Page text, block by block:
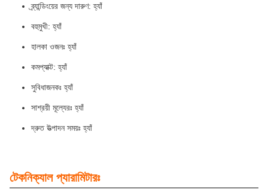
ব্র্যান্ডিংয়ের জন্য দারুণ: হ্যাঁ
বহুমুখী: হ্যাঁ
হালকা ওজনঃ হ্যাঁ
কমপ্যাক্ট: হ্যাঁ
সুবিধাজনকঃ হ্যাঁ
সাশ্রয়ী মূল্যেরঃ হ্যাঁ
দ্রুত উত্পাদন সময়ঃ হ্যাঁ
টেকনিক্যাল প্যারামিটারঃ